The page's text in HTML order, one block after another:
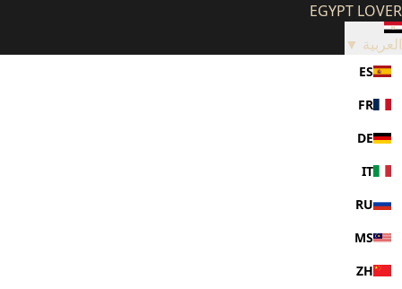
EGYPT LOVER
العربية ▼
ES
FR
DE
IT
RU
MS
ZH